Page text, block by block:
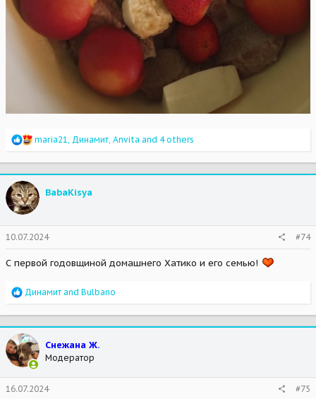
R
a
c
t
i
o
s
:
maria21, Динамит, Anvita and 4 others
BabaKisya
10.07.2024 #74
С первой годовщиной домашнего Хатико и его семью!
R
a
c
t
i
o
n
s
:
Динамит and Bulbano
Снежана Ж.
Модератор
16.07.2024 #75